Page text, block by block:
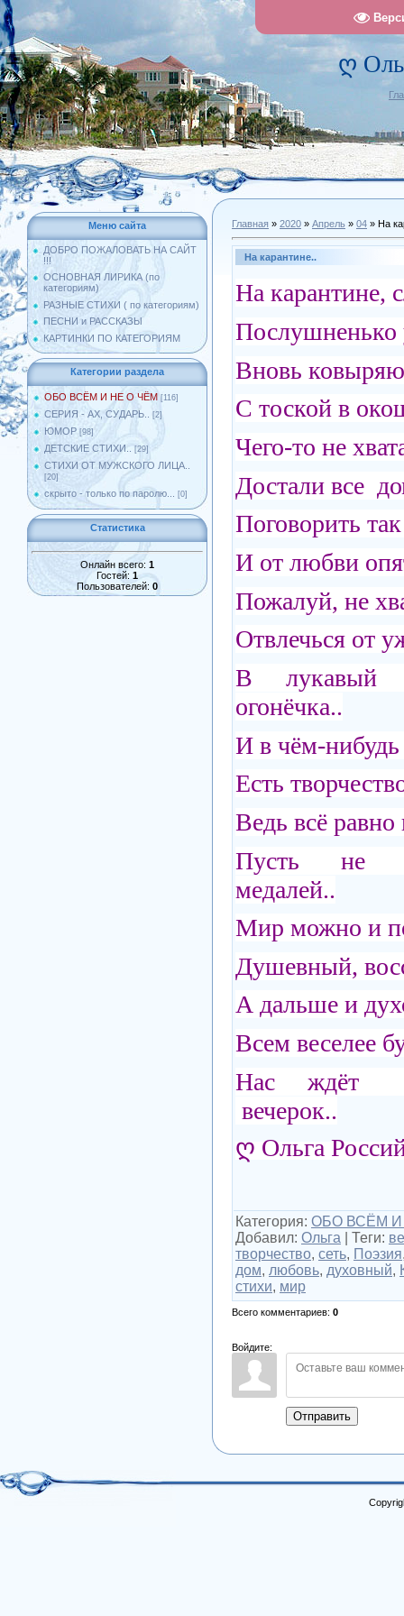
ღ
Меню сайта
ДОБРО ПОЖАЛОВАТЬ НА САЙТ
!!!
ОСНОВНАЯ ЛИРИКА (по
категориям)
РАЗНЫЕ СТИХИ ( по категориям)
ПЕСНИ и РАССКАЗЫ
КАРТИНКИ ПО КАТЕГОРИЯМ
Категории раздела
ОБО ВСЁМ И НЕ О ЧЁМ [116]
СЕРИЯ - АХ, СУДАРЬ.. [2]
ЮМОР [98]
ДЕТСКИЕ СТИХИ.. [29]
СТИХИ ОТ МУЖСКОГО ЛИЦА..
[20]
скрыто - только по паролю... [0]
Статистика
Онлайн всего: 1
Гостей: 1
Пользователей: 0
Главная » 2020 » Апрель » 04 » На
На карантине..
На карантине,
Послушненько
Вновь ковыряю
С тоской в
Чего-то не
Достали все
Поговорить
И от любви
Пожалуй, не
Отвлечься от
В лукавый
огонёчка..
И в чём-нибудь
Есть
Ведь всё равно
Пусть не
медалей..
Мир можно и
Душевный,
А дальше и
Всем веселее
Нас ждёт
вечерок..
ღ Ольга
Категория: ОБО ВСЁМ
Добавил: Ольга Теги:
творчество, сеть, Поэзия
дом, любовь, духовный,
стихи, мир
Всего комментариев: 0
Войдите:
Отправить